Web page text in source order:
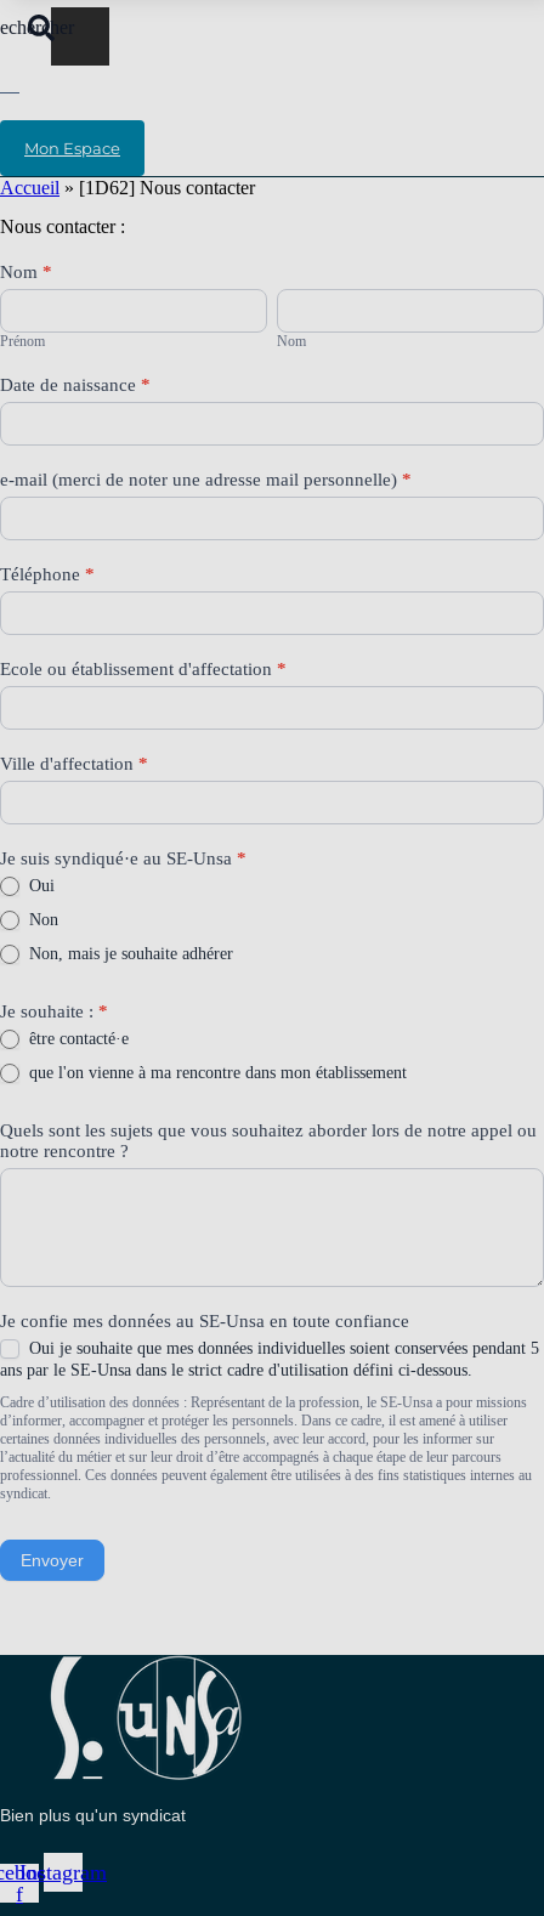
Mon Espace
Accueil » [1D62] Nous contacter
Nous contacter :
[1D62]
Nous
Nom *
Prénom
Prénom
Nom
Nom
Date de naissance *
e-mail (merci de noter une adresse mail personnelle) *
Téléphone *
Ecole ou établissement d'affectation *
Ville d'affectation *
Je suis syndiqué·e au SE-Unsa *
Oui
Non
Non, mais je souhaite adhérer
Je souhaite : *
être contacté·e
que l'on vienne à ma rencontre dans mon établissement
Quels sont les sujets que vous souhaitez aborder lors de notre appel ou
notre rencontre ?
Je confie mes données au SE-Unsa en toute confiance
Oui je souhaite que mes données individuelles soient conservées pendant 5
ans par le SE-Unsa dans le strict cadre d'utilisation défini ci-dessous.
Cadre d’utilisation des données : Représentant de la profession, le SE-Unsa a pour missions
d’informer, accompagner et protéger les personnels. Dans ce cadre, il est amené à utiliser
certaines données individuelles des personnels, avec leur accord, pour les informer sur
l’actualité du métier et sur leur droit d’être accompagnés à chaque étape de leur parcours
professionnel. Ces données peuvent également être utilisées à des fins statistiques internes au
syndicat.
Envoyer
Bien plus qu'un syndicat
f
Instagram